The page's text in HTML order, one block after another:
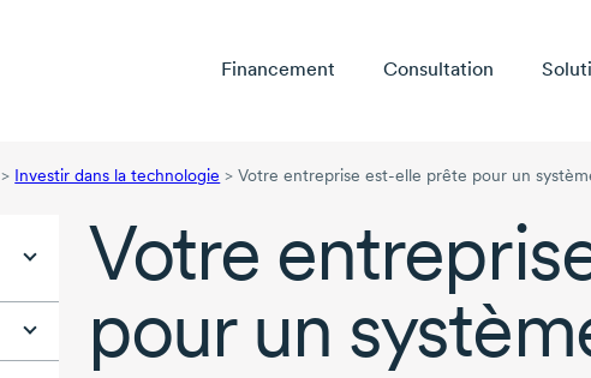
Financement Consultation
> Investir dans la technologie > Votre entreprise est-elle prête pour un
Votre
pour un